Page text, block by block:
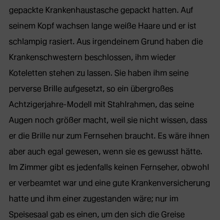
gepackte Krankenhaustasche gepackt hatten. Auf
seinem Kopf wachsen lange weiße Haare und er ist
schlampig rasiert. Aus irgendeinem Grund haben die
Krankenschwestern beschlossen, ihm wieder
Koteletten stehen zu lassen. Sie haben ihm seine
perverse Brille aufgesetzt, so ein übergroßes
Achtzigerjahre-Modell mit Stahlrahmen, das seine
Augen noch größer macht, weil sie nicht wissen, dass
er die Brille nur zum Fernsehen braucht. Es wäre ihnen
aber auch egal gewesen, wenn sie es gewusst hätte.
Im Zimmer gibt es jedenfalls keinen Fernseher, obwohl
er verbeamtet war und eine gute Krankenversicherung
hatte und ihm einer zugestanden wäre; nur im
Speisesaal gab es einen, um den sich die Greise